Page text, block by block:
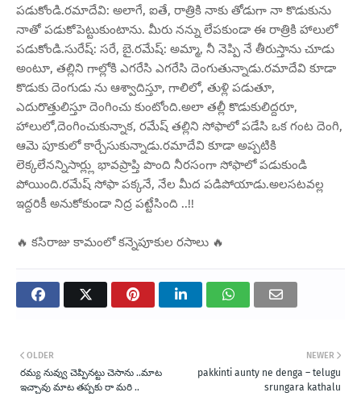
పడుకోండి.రమాదేవి: అలాగే, ఐతే, రాత్రికి నాకు తోడుగా నా కొడుకును
నాతో పడుకోపెట్టుకుంటాను. మీరు నన్ను లేపకుండా ఈ రాత్రికి హాలులో
పడుకోండి.సురేష్: సరే, బై.రమేష్: అమ్మా, నీ నెప్పి నే తీరుస్తాను చూడు
అంటూ, తల్లిని గాల్లోకి ఎగరేసి ఎగరేసి దెంగుతున్నాడు.రమాదేవి కూడా
కొడుకు దెంగుడు ను ఆశ్వాదిస్తూ, గాలిలో, తుళ్లి పడుతూ,
ఎదురొత్తులిస్తూ దెంగించు కుంటోంది.అలా తల్లీ కొడుకులిద్దరూ,
హాలులో,దెంగించుకున్నాక, రమేష్ తల్లిని సోఫాలో పడేసి ఒక గంట దెంగి,
ఆమె పూకులో కార్చేసుకున్నాడు.రమాదేవి కూడా అప్పటికి
లెక్కలేనన్నిసార్ల్లు భావప్రాప్తి పొంది నీరసంగా సోఫాలో పడుకుండి
పోయింది.రమేష్ సోఫా పక్కనే, నేల మీద పడిపోయాడు.అలసటవల్ల
ఇద్దరికీ అనుకోకుండా నిద్ర పట్టేసింది ..!!
🔥 కసిరాజు కామంలో కన్నెపూకుల రసాలు 🔥
NEWER
pakkinti aunty ne denga – telugu
srungara kathalu
OLDER
రమ్య నువ్వు చెప్పినట్టు చెసాను ..మాట
ఇచ్చావు మాట తప్పకు రా మరి ..